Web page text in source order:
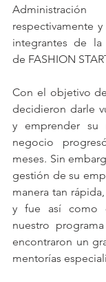
respectivamente
integrantes de la
de FASHION
Con el objetivo
decidieron darle
y emprender su
negocio
meses. Sin
gestión de su
manera tan
y fue así como
nuestro programa
encontraron un
mentorías